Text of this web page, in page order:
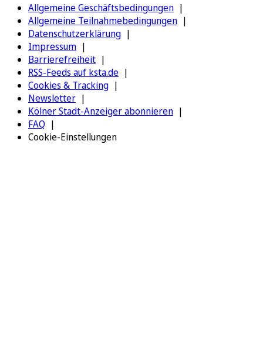
Allgemeine Geschäftsbedingungen
Allgemeine Teilnahmebedingungen
Datenschutzerklärung
Impressum
Barrierefreiheit
RSS-Feeds auf ksta.de
Cookies & Tracking
Newsletter
Kölner Stadt-Anzeiger abonnieren
FAQ
Cookie-Einstellungen